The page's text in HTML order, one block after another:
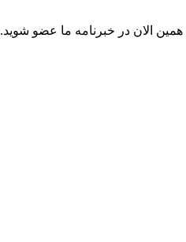
الان در خبرنامه ما عضو شوید.